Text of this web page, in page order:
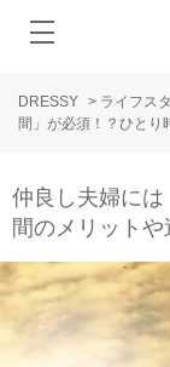
DRESSY > ライフス
間」が必須！？ひと
仲良し夫婦に
間のメリット